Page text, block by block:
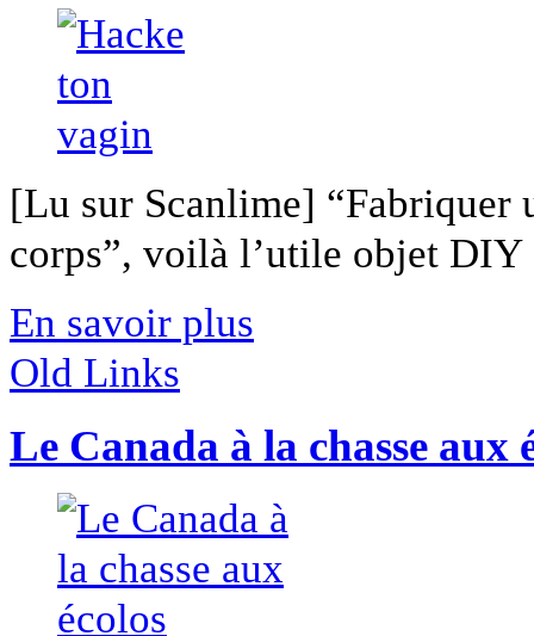
[Lu sur Scanlime] “Fabriquer
corps”, voilà l’utile objet
En savoir plus
Old Links
Le Canada à la chasse aux